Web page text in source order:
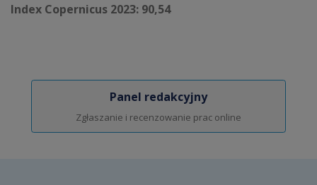
Index Copernicus 2023: 90,54
Panel redakcyjny
Zgłaszanie i recenzowanie prac online